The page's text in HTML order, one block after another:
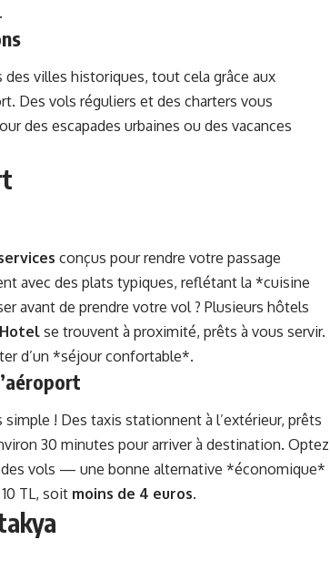
villes historiques, tout cela grâce aux
Des vols réguliers et des charters vous
des escapades urbaines ou des vacances
conçus pour rendre votre passage
avec des plats typiques, reflétant la *cuisine
avant de prendre votre vol ? Plusieurs hôtels
se trouvent à proximité, prêts à vous servir.
d’un *séjour confortable*.
! Des taxis stationnent à l’extérieur, prêts
30 minutes pour arriver à destination. Optez
vols — une bonne alternative *économique*
TL, soit moins de 4 euros.